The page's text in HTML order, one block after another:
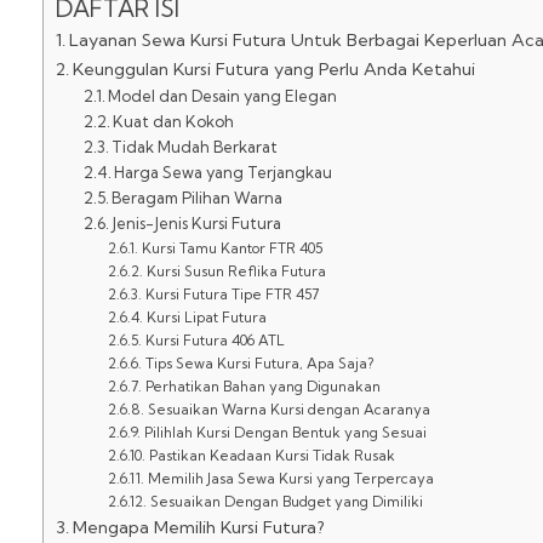
DAFTAR ISI
Layanan Sewa Kursi Futura Untuk Berbagai Keperluan
Keunggulan Kursi Futura yang Perlu Anda Ketahui
Model dan Desain yang Elegan
Kuat dan Kokoh
Tidak Mudah Berkarat
Harga Sewa yang Terjangkau
Beragam Pilihan Warna
Jenis-Jenis Kursi Futura
Kursi Tamu Kantor FTR 405
Kursi Susun Reflika Futura
Kursi Futura Tipe FTR 457
Kursi Lipat Futura
Kursi Futura 406 ATL
Tips Sewa Kursi Futura, Apa Saja?
Perhatikan Bahan yang Digunakan
Sesuaikan Warna Kursi dengan Acaranya
Pilihlah Kursi Dengan Bentuk yang Sesuai
Pastikan Keadaan Kursi Tidak Rusak
Memilih Jasa Sewa Kursi yang Terpercaya
Sesuaikan Dengan Budget yang Dimiliki
Mengapa Memilih Kursi Futura?